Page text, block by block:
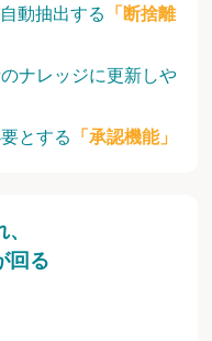
動抽出する
「断捨離
ナレッジに更新しや
とする
「承認機能」
回る